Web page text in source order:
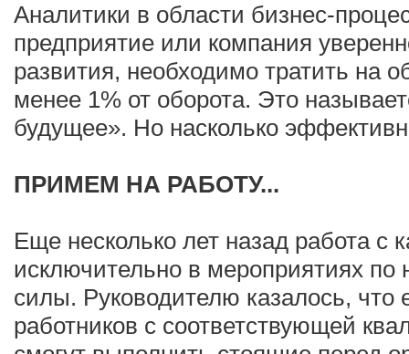
Аналитики в области бизнес-
предприятие или компания
развития, необходимо тратить на
менее 1% от оборота. Это
будущее». Но насколько
ПРИМЕМ НА РАБОТУ...
Еще несколько лет назад работа с
исключительно в мероприятиях по
силы. Руководителю казалось, что
работников с соответствующей